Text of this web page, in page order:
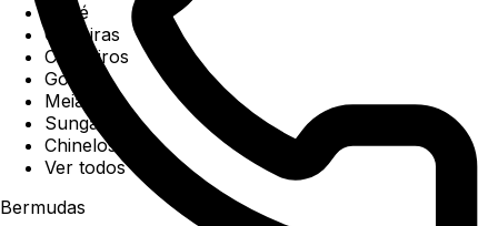
Boné
Carteiras
Chaveiros
Gorros
Meias
Sunga
Chinelos
Ver todos
Bermudas